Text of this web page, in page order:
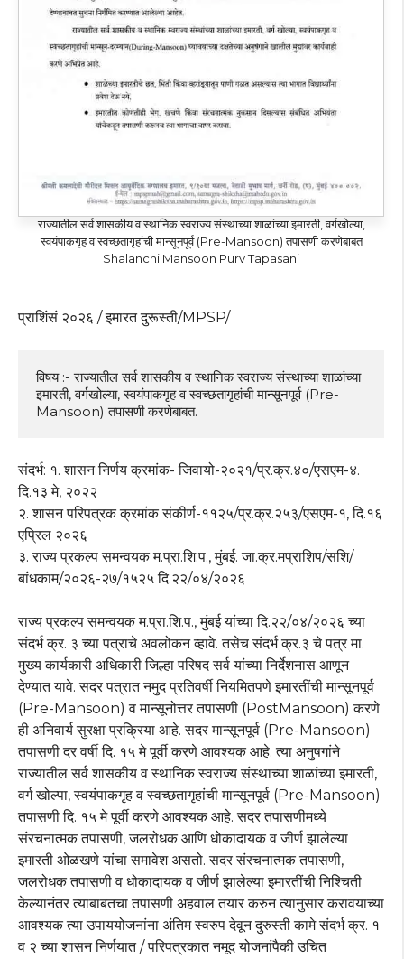
राज्यातील सर्व शासकीय व स्थानिक स्वराज्य संस्थाच्या शाळांच्या इमारती, वर्गखोल्या,
स्वयंपाकगृह व स्वच्छतागृहांची मान्सूनपूर्व (Pre-Mansoon) तपासणी करणेबाबत
Shalanchi Mansoon Purv Tapasani
प्राशिंसं २०२६ / इमारत दुरूस्ती/MPSP/
विषय :- राज्यातील सर्व शासकीय व स्थानिक स्वराज्य संस्थाच्या शाळांच्या
इमारती, वर्गखोल्या, स्वयंपाकगृह व स्वच्छतागृहांची मान्सूनपूर्व (Pre-
Mansoon) तपासणी करणेबाबत.
संदर्भ: १. शासन निर्णय क्रमांक- जिवायो-२०२१/प्र.क्र.४०/एसएम-४.
दि.१३ मे, २०२२
२. शासन परिपत्रक क्रमांक संकीर्ण-११२५/प्र.क्र.२५३/एसएम-१, दि.१६
एप्रिल २०२६
३. राज्य प्रकल्प समन्वयक म.प्रा.शि.प., मुंबई. जा.क्र.मप्राशिप/सशि/
बांधकाम/२०२६-२७/१५२५ दि.२२/०४/२०२६
राज्य प्रकल्प समन्वयक म.प्रा.शि.प., मुंबई यांच्या दि.२२/०४/२०२६ च्या
संदर्भ क्र. ३ च्या पत्राचे अवलोकन व्हावे. तसेच संदर्भ क्र.३ चे पत्र मा.
मुख्य कार्यकारी अधिकारी जिल्हा परिषद सर्व यांच्या निर्देशनास आणून
देण्यात यावे. सदर पत्रात नमुद प्रतिवर्षी नियमितपणे इमारतींची मान्सूनपूर्व
(Pre-Mansoon) व मान्सूनोत्तर तपासणी (PostMansoon) करणे
ही अनिवार्य सुरक्षा प्रक्रिया आहे. सदर मान्सूनपूर्व (Pre-Mansoon)
तपासणी दर वर्षी दि. १५ मे पूर्वी करणे आवश्यक आहे. त्या अनुषगांने
राज्यातील सर्व शासकीय व स्थानिक स्वराज्य संस्थाच्या शाळांच्या इमारती,
वर्ग खोल्पा, स्वयंपाकगृह व स्वच्छतागृहांची मान्सूनपूर्व (Pre-Mansoon)
तपासणी दि. १५ मे पूर्वी करणे आवश्यक आहे. सदर तपासणीमध्ये
संरचनात्मक तपासणी, जलरोधक आणि धोकादायक व जीर्ण झालेल्या
इमारती ओळखणे यांचा समावेश असतो. सदर संरचनात्मक तपासणी,
जलरोधक तपासणी व धोकादायक व जीर्ण झालेल्या इमारतींची निश्चिती
केल्यानंतर त्याबाबतचा तपासणी अहवाल तयार करुन त्यानुसार करावयाच्या
आवश्यक त्या उपाययोजनांना अंतिम स्वरुप देवून दुरुस्ती कामे संदर्भ क्र. १
व २ च्या शासन निर्णयात / परिपत्रकात नमूद योजनांपैकी उचित